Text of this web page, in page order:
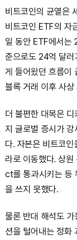
비트코인의 균열은
비트코인 ETF의 자
일 동안 ETF에서는
준으로도 24억 달
게 들어왔던 흐름이
블록 거래 이후 사
더 불편한 대목은
지 글로벌 증시가
다. 자본은 비트코
라로 이동했다. 상
ct를 통과시키는 등
을 쓰지 못했다.
물론 반대 해석도 가
션을 털어내는 정화